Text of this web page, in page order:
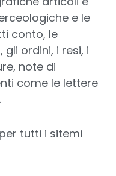
e le
conto, le
ordini, i resi, i
note di
come le lettere
per tutti i sitemi